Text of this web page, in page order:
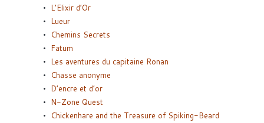
L’Elixir d’Or
Lueur
Chemins Secrets
Fatum
Les aventures du capitaine Ronan
Chasse anonyme
D’encre et d’or
N-Zone Quest
Chickenhare and the Treasure of Spiking-Beard